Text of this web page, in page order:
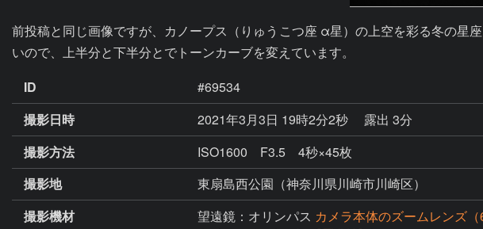
前投稿と同じ画像ですが、カノープス（りゅうこつ座 α星）の上空を彩る冬の星
いので、上半分と下半分とでトーンカーブを変えています。
ID
#69534
撮影日時
2021年3月3日 19時2分2秒
露出 3分
撮影方法
ISO1600 F3.5 4秒×45枚
撮影地
東扇島西公園（神奈川県川崎市川崎区）
撮影機材
望遠鏡：オリンパス カメラ本体のズームレンズ（